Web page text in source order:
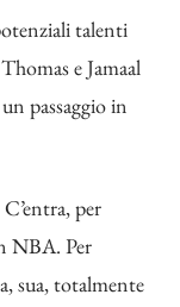
talenti
e Jamaal
passaggio in
per
NBA. Per
sua, totalmente